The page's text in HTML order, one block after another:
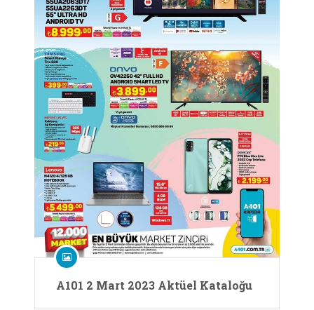
A101 2 Mart 2023 Aktüel Kataloğu